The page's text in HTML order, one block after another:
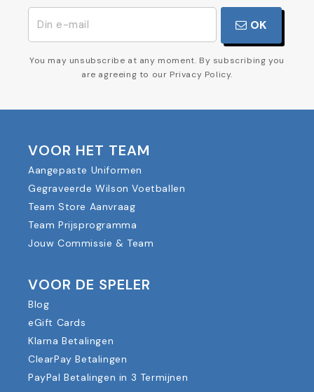
OK
You may unsubscribe at any moment. By subscribing you
are agreeing to our Privacy Policy.
VOOR HET TEAM
Aangepaste Uniformen
Gegraveerde Wilson Voetballen
Team Store Aanvraag
Team Prijsprogramma
Jouw Commissie & Team
VOOR DE SPELER
Blog
eGift Cards
Klarna Betalingen
ClearPay Betalingen
PayPal Betalingen in 3 Termijnen